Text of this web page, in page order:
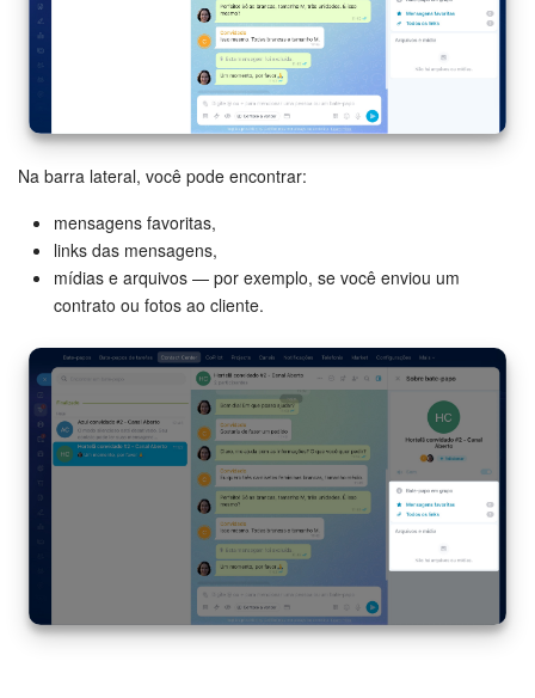
Na barra lateral, você pode encontrar:
mensagens favoritas,
links das mensagens,
mídias e arquivos — por exemplo, se você enviou um
contrato ou fotos ao cliente.